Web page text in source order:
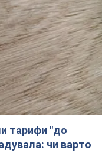
тарифи "до
чи варто